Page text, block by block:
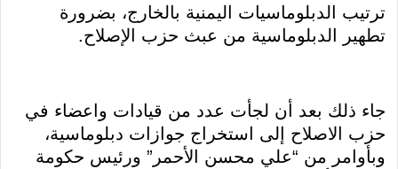
ترتيب الدبلوماسيات اليمنية بالخارج، بضرورة
تطهير الدبلوماسية من عبث حزب الإصلاح.
جاء ذلك بعد أن لجأت عدد من قيادات واعضاء في
حزب الاصلاح إلى استخراج جوازات دبلوماسية،
وبأوامر من “علي محسن الأحمر” ورئيس حكومة